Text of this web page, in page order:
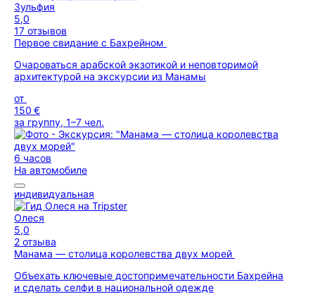
Зульфия
5,0
17 отзывов
Первое свидание с Бахрейном
Очароваться арабской экзотикой и неповторимой
архитектурой на экскурсии из Манамы
от
150 €
за группу, 1–7 чел.
6 часов
На автомобиле
индивидуальная
Олеся
5,0
2 отзыва
Манама — столица королевства двух морей
Объехать ключевые достопримечательности Бахрейна
и сделать селфи в национальной одежде